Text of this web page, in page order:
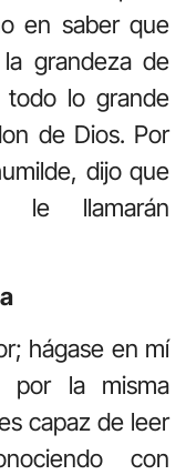
en saber que
grandeza de
lo grande
de Dios. Por
dijo que
le llamarán
hágase en mí
por la misma
capaz de leer
con